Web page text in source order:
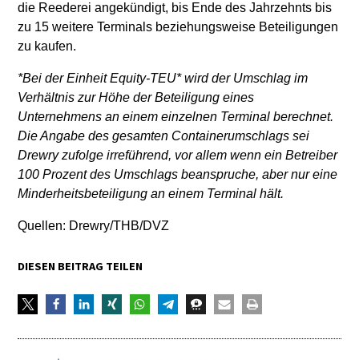
die Reederei angekündigt, bis Ende des Jahrzehnts bis
zu 15 weitere Terminals beziehungsweise Beteiligungen
zu kaufen.
*Bei der Einheit Equity-TEU* wird der Umschlag im
Verhältnis zur Höhe der Beteiligung eines
Unternehmens an einem einzelnen Terminal berechnet.
Die Angabe des gesamten Containerumschlags sei
Drewry zufolge irreführend, vor allem wenn ein Betreiber
100 Prozent des Umschlags beanspruche, aber nur eine
Minderheitsbeteiligung an einem Terminal hält.
Quellen: Drewry/THB/DVZ
DIESEN BEITRAG TEILEN